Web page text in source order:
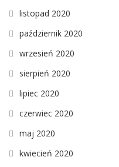
listopad 2020
październik 2020
wrzesień 2020
sierpień 2020
lipiec 2020
czerwiec 2020
maj 2020
kwiecień 2020